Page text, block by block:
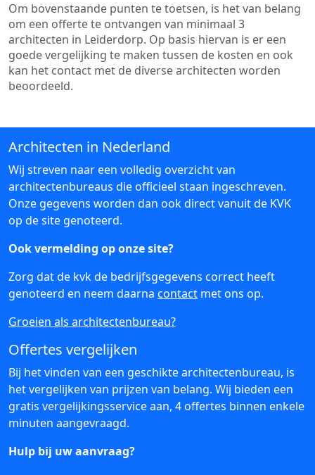
Om bovenstaande punten te toetsen, is het van belang
om een offerte te ontvangen van minimaal 3
architecten in Leiderdorp. Op basis hiervan is er een
goede vergelijking te maken tussen de kosten en ook
kan het contact met de diverse architecten worden
beoordeeld.
Architecten in Nederland
Wij streven naar een volledig overzicht van
architectenbureaus die officieel staan ingeschreven.
Onze gegevens worden dan ook direct vanuit de KVK
op de site genoteerd.
Ook vermelding op onze site?
Zorg dat de kvk de bedrijfsgegevens correct heeft
genoteerd en neem daarna contact met ons op.
Groeien als architectenbureau?
Offertes vergelijken
Bij het vinden van een geschikte architectenbureau, is
het vergelijken van prijzen van belang. Wij bieden een
gratis vergelijkingsservice aan, 4 offertes binnen enkele
minuten aangevraagd.
Hulp bij uw aanvraag?